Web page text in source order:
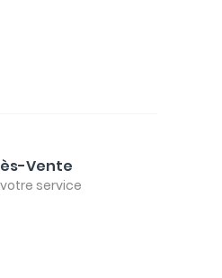
Vente
service